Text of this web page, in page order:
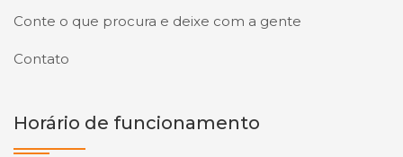
Conte o que procura e deixe com a gente
Contato
Horário de funcionamento